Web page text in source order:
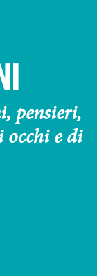
pensieri,
occhi e di